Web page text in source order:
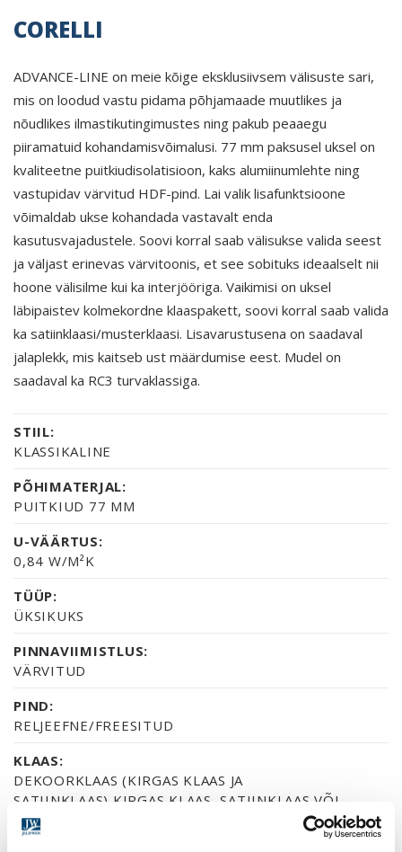
CORELLI
ADVANCE-LINE on meie kõige eksklusiivsem välisuste sari,
mis on loodud vastu pidama põhjamaade muutlikes ja
nõudlikes ilmastikutingimustes ning pakub peaaegu
piiramatuid kohandamisvõimalusi. 77 mm paksusel uksel on
kvaliteetne puitkiudisolatisioon, kaks alumiinumlehte ning
vastupidav värvitud HDF-pind. Lai valik lisafunktsioone
võimaldab ukse kohandada vastavalt enda
kasutusvajadustele. Soovi korral saab välisukse valida seest
ja väljast erinevas värvitoonis, et see sobituks ideaalselt nii
hoone välisilme kui ka interjööriga. Vaikimisi on uksel
läbipaistev kolmekordne klaaspakett, soovi korral saab valida
ka satiinklaasi/musterklaasi. Lisavarustusena on saadaval
jalaplekk, mis kaitseb ust määrdumise eest. Mudel on
saadaval ka RC3 turvaklassiga.
STIIL:
KLASSIKALINE
PÕHIMATERJAL:
PUITKIUD 77 MM
U-VÄÄRTUS:
0,84 W/M²K
TÜÜP:
ÜKSIKUKS
PINNAVIIMISTLUS:
VÄRVITUD
PIND:
RELJEEFNE/FREESITUD
KLAAS:
DEKOORKLAAS (KIRGAS KLAAS JA
SATIINKLAAS),KIRGAS KLAAS, SATIINKLAAS VÕI
MUSTERKLAAS CREPI